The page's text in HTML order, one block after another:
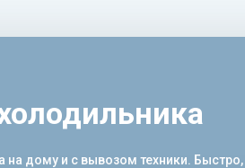
и с вывозом техники. Быстро,